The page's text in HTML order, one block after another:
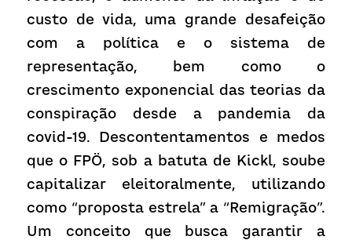
custo de vida, uma grande desafeição
com a política e o sistema de
representação, bem como o
crescimento exponencial das teorias da
conspiração desde a pandemia da
covid-19. Descontentamentos e medos
que o FPÖ, sob a batuta de Kickl, soube
capitalizar eleitoralmente, utilizando
como “proposta estrela” a “Remigração”.
Um conceito que busca garantir a